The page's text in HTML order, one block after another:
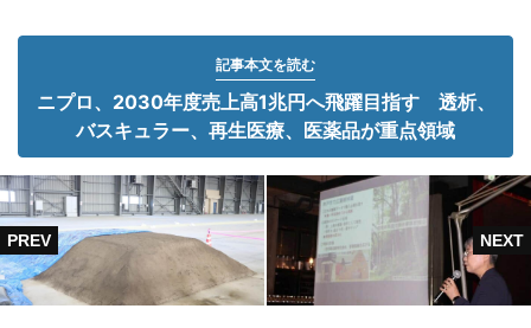
記事本文を読む
ニプロ、2030年度売上高1兆円へ飛躍目指す 透析、
バスキュラー、再生医療、医薬品が重点領域